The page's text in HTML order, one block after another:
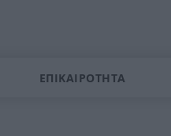
ΕΠΙΚΑΙΡΟΤΗΤΑ